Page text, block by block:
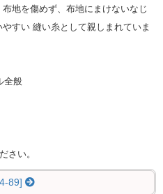
地を傷めず、布地にまけないなじ
すい 縫い糸として親しまれていま
全般
さい。
89]